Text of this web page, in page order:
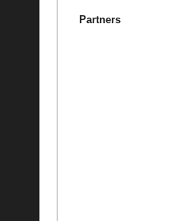
Partners